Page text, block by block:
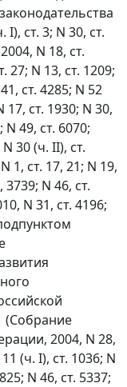
ст. 3; N 30, ст.
N 18, ст.
27; N 13, ст. 1209;
ст. 4285; N 52
17, ст. 1930; N 30,
N 49, ст. 6070;
30 (ч. II), ст.
1, ст. 17, 21; N 19,
3739; N 46, ст.
N 31, ст. 4196;
(Собрание
2004, N 28,
(ч. I), ст. 1036; N
N 46, ст. 5337;